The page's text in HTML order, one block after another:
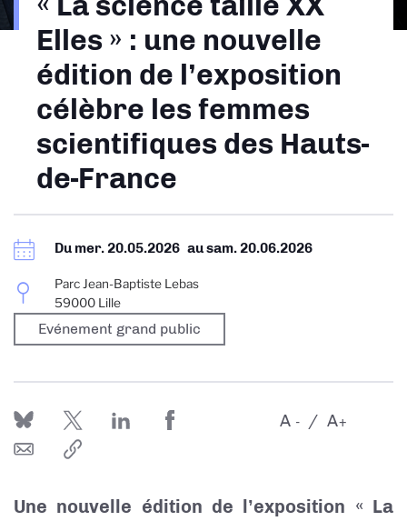
Elles » : une nouvelle
édition de l’exposition
célèbre les femmes
scientifiques des Hauts-
de-France
Du mer. 20.05.2026 ausam. 20.06.2026
Parc Jean-Baptiste Lebas
59000 Lille
Evénement grand public
-
A +
A
Une nouvelle édition de l’exposition « La